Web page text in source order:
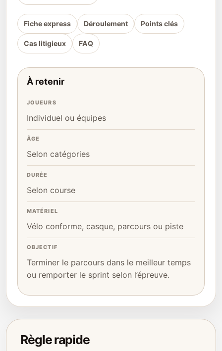
Fiche express Déroulement Points clés
Cas litigieux FAQ
À retenir
JOUEURS
Individuel ou équipes
ÂGE
Selon catégories
DURÉE
Selon course
MATÉRIEL
Vélo conforme, casque, parcours ou piste
OBJECTIF
Terminer le parcours dans le meilleur temps
ou remporter le sprint selon l’épreuve.
Règle rapide